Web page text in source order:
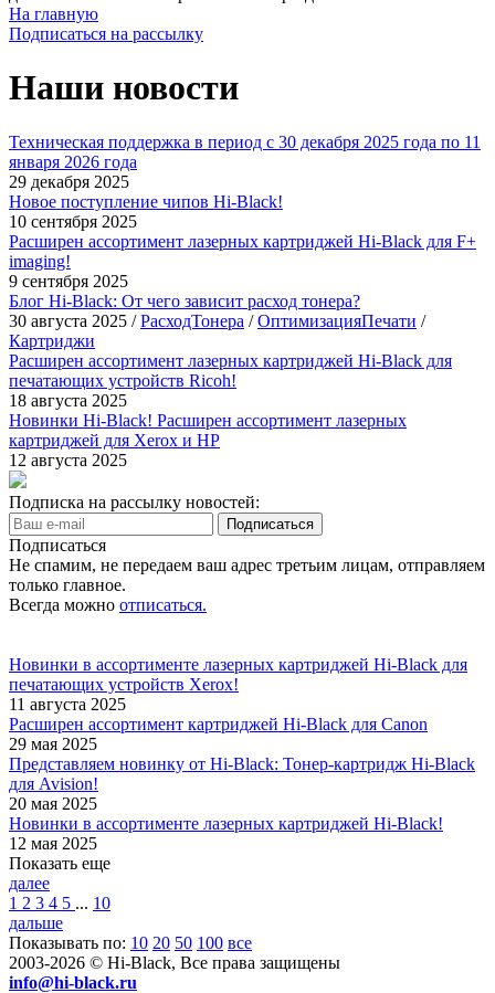
На главную
Подписаться на рассылку
Наши новости
Техническая поддержка в период с 30 декабря 2025 года по 11
января 2026 года
29 декабря 2025
Новое поступление чипов Hi-Black!
10 сентября 2025
Расширен ассортимент лазерных картриджей Hi-Black для F+
imaging!
9 сентября 2025
Блог Hi-Black: От чего зависит расход тонера?
30 августа 2025 /РасходТонера /ОптимизацияПечати /
Картриджи
Расширен ассортимент лазерных картриджей Hi-Black для
печатающих устройств Ricoh!
18 августа 2025
Новинки Hi-Black! Расширен ассортимент лазерных
картриджей для Xerox и HP
12 августа 2025
Подписка на рассылку новостей:
Подписаться
Не спамим, не передаем ваш адрес третьим лицам, отправляем
только главное.
Всегда можно отписаться.
Новинки в ассортименте лазерных картриджей Hi-Black для
печатающих устройств Xerox!
11 августа 2025
Расширен ассортимент картриджей Hi-Black для Canon
29 мая 2025
Представляем новинку от Hi-Black: Тонер-картридж Hi-Black
для Avision!
20 мая 2025
Новинки в ассортименте лазерных картриджей Hi-Black!
12 мая 2025
Показать еще
далее
1 2 3 4 5 ... 10
дальше
Показывать по: 10 20 50 100 все
2003-2026 © Hi-Black, Все права защищены
info@hi-black.ru